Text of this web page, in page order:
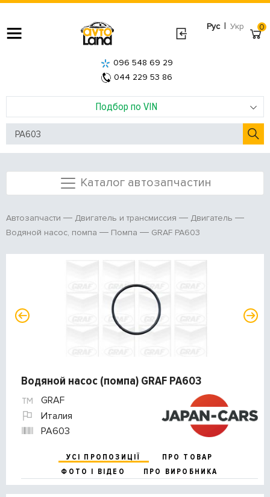
Рус | Укр
Подбор по VIN
096 548 69 29
044 229 53 86
0
Каталог автозапчастин
Автозапчасти Двигатель и трансмиссия
Двигатель
Водяной насос, помпа
Помпа GRAF PA603
Водяной насос (помпа) GRAF PA603
GRAF
Италия
PA603
УСІ ПРОПОЗИЦІЇ
ПРО ТОВАР
ФОТО І ВІДЕО
ПРО ВИРОБНИКА